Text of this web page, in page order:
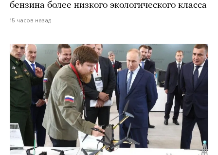
бензина более низкого экологического класса
15 часов назад